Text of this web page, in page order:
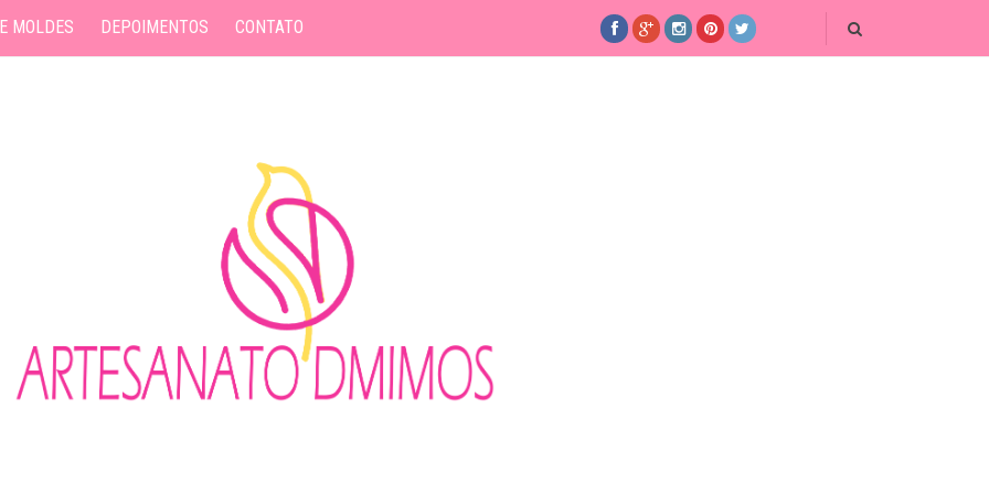
MOLDES DEPOIMENTOS CONTATO